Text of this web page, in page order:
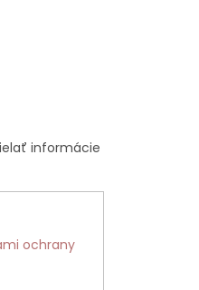
informácie
ochrany